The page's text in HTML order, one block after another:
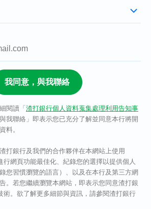
閱讀「 渣打銀行個人資料蒐集處理利用告知事
我聯絡」即表示您已充分了解並同意本行將開
料。​
打銀行及我們的合作夥伴在本網站上使用
行網頁功能最佳化、紀錄您的選擇以提供個人
您習慣瀏覽的語言）、以及在本行及第三方網
。若您繼續瀏覽本網站，即表示您同意渣打銀
術。欲了解更多細節與資訊，請參閱渣打銀行